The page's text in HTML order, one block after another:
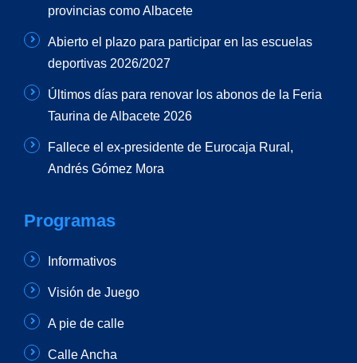
provincias como Albacete
Abierto el plazo para participar en las escuelas
deportivas 2026/2027
Últimos días para renovar los abonos de la Feria
Taurina de Albacete 2026
Fallece el ex-presidente de Eurocaja Rural,
Andrés Gómez Mora
Programas
Informativos
Visión de Juego
A pie de calle
Calle Ancha